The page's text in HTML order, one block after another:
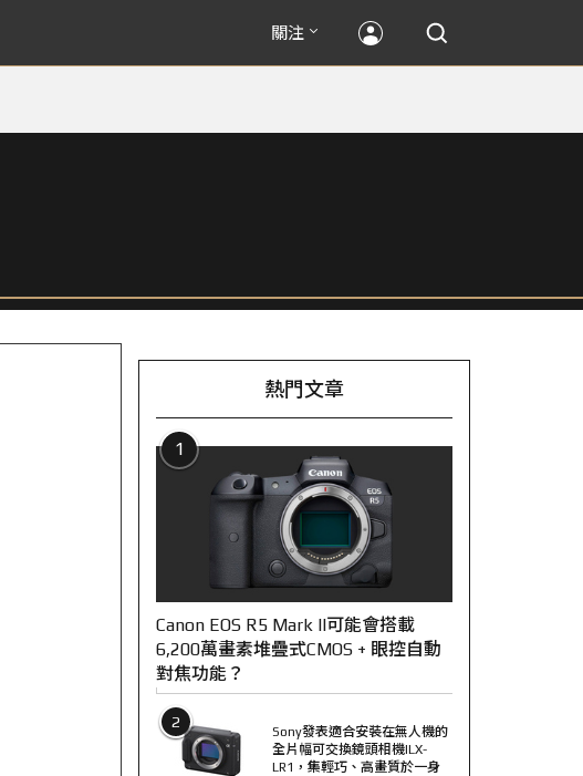
關注
熱門文章
1
Canon EOS R5 Mark II可能會搭載
6,200萬畫素堆疊式CMOS + 眼控自動
對焦功能？
2
Sony發表適合安裝在無人機的
全片幅可交換鏡頭相機ILX-
LR1，集輕巧、高畫質於一身